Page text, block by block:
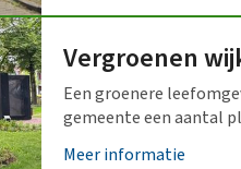
Vergroenen
Een groenere
gemeente een aantal
Meer informatie